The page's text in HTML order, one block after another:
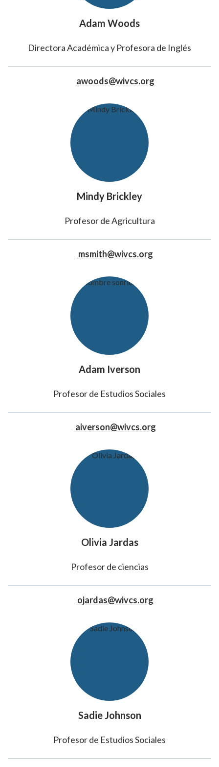
Adam Woods
Directora Académica y Profesora de Inglés
awoods@wivcs.org
Mindy Brickley
Profesor de Agricultura
msmith@wivcs.org
Adam Iverson
Profesor de Estudios Sociales
aiverson@wivcs.org
Olivia Jardas
Profesor de ciencias
ojardas@wivcs.org
Sadie Johnson
Profesor de Estudios Sociales